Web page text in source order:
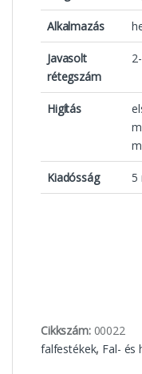
Alkalmazás
Javasolt
rétegszám
Higítás
Kiadósság 5
Cikkszám: 00022
falfestékek, Fal- és